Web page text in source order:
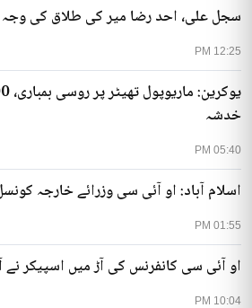
12:25 PM
سجل علی، احد رضا میر کی طلاق کی وجہ
05:40 PM
خدشہ
01:55 PM
اسلام آباد: او آئی سی وزرائے خارجہ
10:04 PM
او آئی سی کانفرنس کی آڑ میں اسپیکر نے